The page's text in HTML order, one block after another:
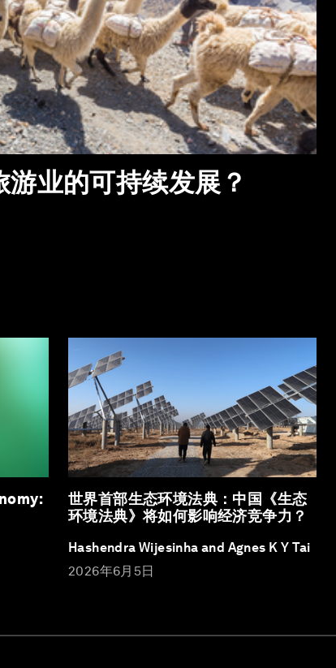
业的可持续发展？
世界首部生态环境法典：中国《生态
环境法典》将如何影响经济竞争力？
Hashendra Wijesinha and Agnes K Y Tai
2026年6月5日